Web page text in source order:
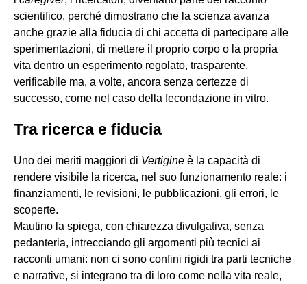
scientifico, perché dimostrano che la scienza avanza
anche grazie alla fiducia di chi accetta di partecipare alle
sperimentazioni, di mettere il proprio corpo o la propria
vita dentro un esperimento regolato, trasparente,
verificabile ma, a volte, ancora senza certezze di
successo, come nel caso della fecondazione in vitro.
Tra ricerca e fiducia
Uno dei meriti maggiori di Vertigine è la capacità di
rendere visibile la ricerca, nel suo funzionamento reale: i
finanziamenti, le revisioni, le pubblicazioni, gli errori, le
scoperte.
Mautino la spiega, con chiarezza divulgativa, senza
pedanteria, intrecciando gli argomenti più tecnici ai
racconti umani: non ci sono confini rigidi tra parti tecniche
e narrative, si integrano tra di loro come nella vita reale,